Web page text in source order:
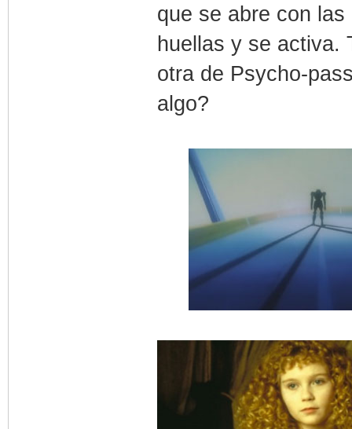
que se abre con
huellas y se activa.
otra de Psycho-
algo?